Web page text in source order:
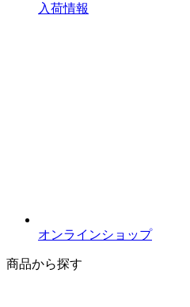
入荷情報
オンラインショップ
商品から探す